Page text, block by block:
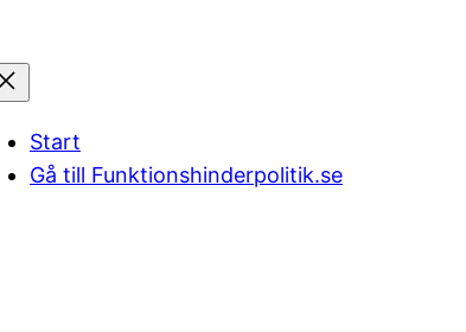
Start
Gå till Funktionshinderpolitik.se